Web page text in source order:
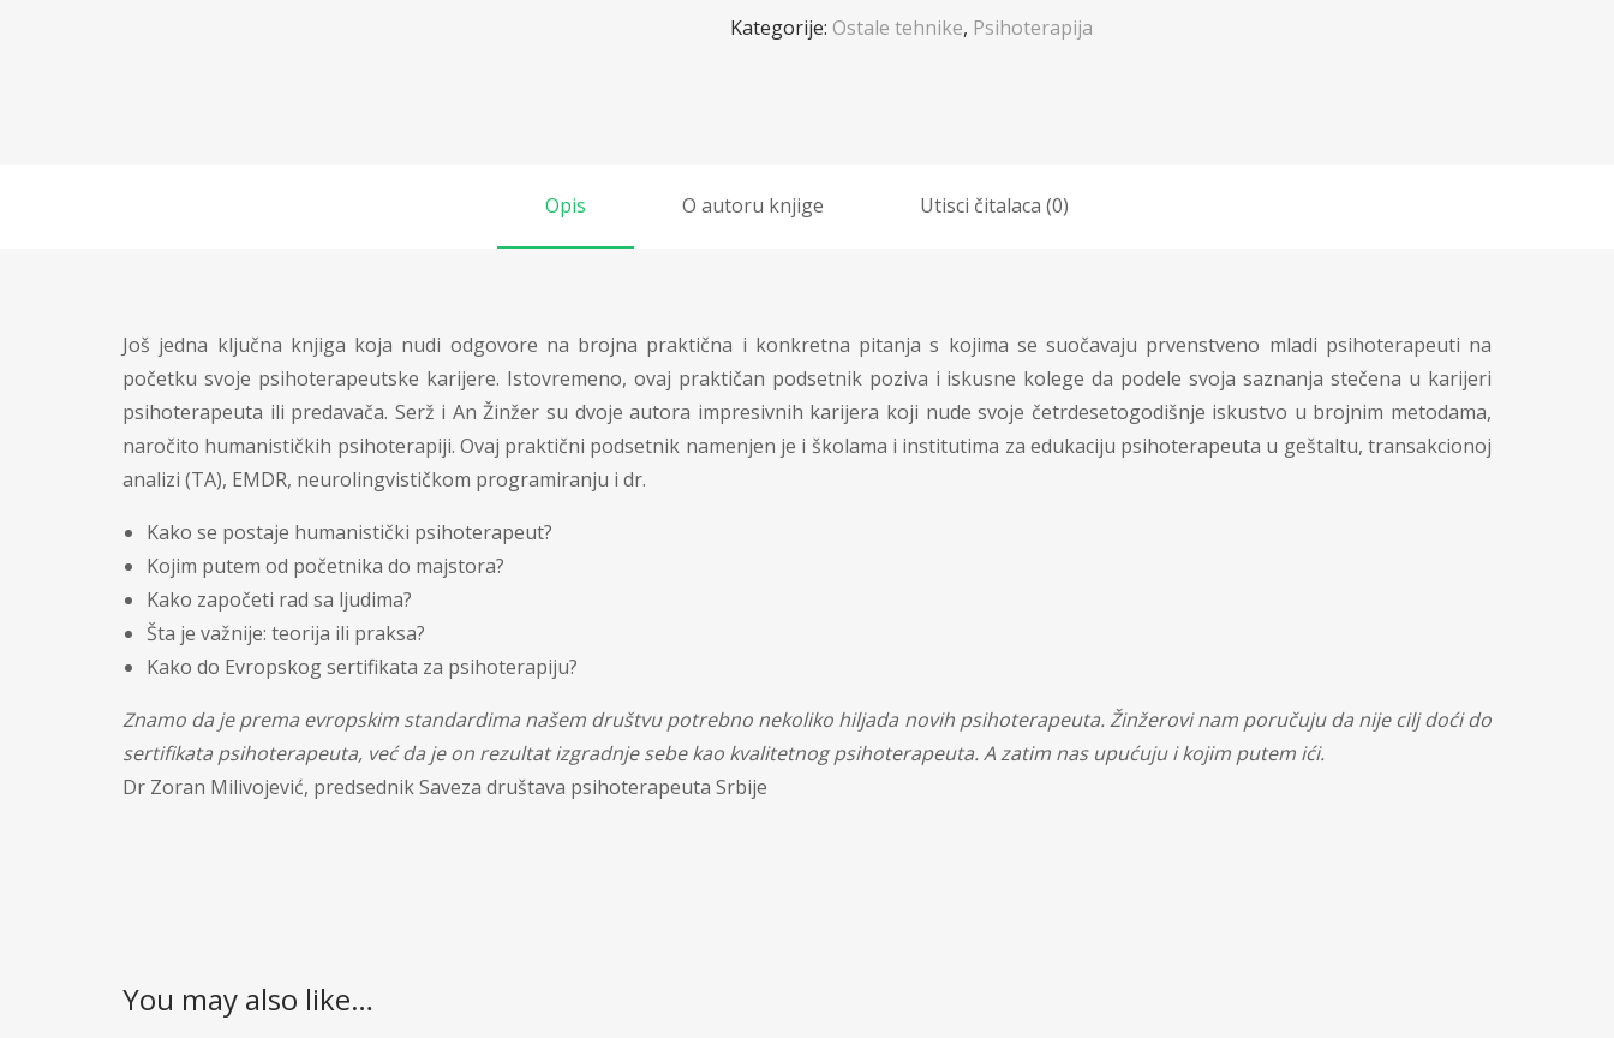
Kategorije: Ostale tehnike, Psihoterapija
Opis O autoru knjige Utisci čitalaca (0)
Još jedna ključna knjiga koja nudi odgovore na brojna praktična i konkretna pitanja s kojima se suočavaju prvenstveno mladi psihoterapeuti na
početku svoje psihoterapeutske karijere. Istovremeno, ovaj praktičan podsetnik poziva i iskusne kolege da podele svoja saznanja stečena u karijeri
psihoterapeuta ili predavača. Serž i An Žinžer su dvoje autora impresivnih karijera koji nude svoje četrdesetogodišnje iskustvo u brojnim metodama,
naro­čito humanističkih psihoterapiji. Ovaj praktični podsetnik namenjen je i školama i institutima za edukaciju psihoterapeuta u geštaltu, transakcionoj
analizi (TA), EMDR, neurolingvističkom progra­miranju i dr.
Kako se postaje humanistički psihoterapeut?
Kojim putem od početnika do majstora?
Kako započeti rad sa ljudima?
Šta je važnije: teorija ili praksa?
Kako do Evropskog sertifikata za psihoterapiju?
Znamo da je prema evropskim standardima našem društvu potrebno nekoliko hiljada novih psihoterapeuta. Žinžerovi nam poručuju da nije cilj doći do
sertifikata psihoterapeuta, već da je on rezultat izgradnje sebe kao kvalitetnog psihoterapeuta. A zatim nas upućuju i kojim putem ići.
Dr Zoran Milivojević, predsednik Saveza društava psihoterapeuta Srbije
You may also like…